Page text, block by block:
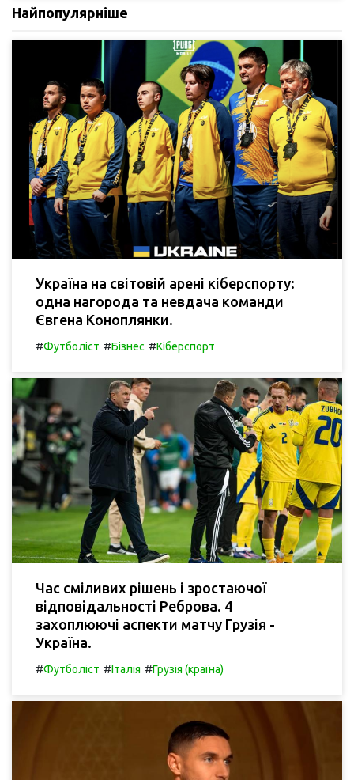
Найпопулярніше
Україна на світовій арені кіберспорту:
одна нагорода та невдача команди
Євгена Коноплянки.
#Футболіст #Бізнес #Кіберспорт
Час сміливих рішень і зростаючої
відповідальності Реброва. 4
захоплюючі аспекти матчу Грузія -
Україна.
#Футболіст #Італія #Грузія (країна)